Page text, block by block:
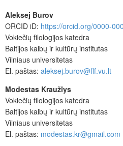
Aleksej Burov
ORCID iD: https://orcid.org/0000-
Vokiečių filologijos katedra
Baltijos kalbų ir kultūrų institutas
Vilniaus universitetas
El. paštas: aleksej.burov@flf.vu.lt
Modestas Kraužlys
Vokiečių filologijos katedra
Baltijos kalbų ir kultūrų institutas
Vilniaus universitetas
El. paštas: modestas.kr@gmail.com